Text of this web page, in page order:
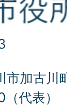
加古川
代表）